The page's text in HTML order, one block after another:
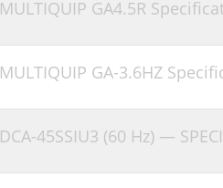
MULTIQUIP GA4.5R
MULTIQUIP GA-3.6HZ
DCA-45SSIU3 (60 Hz) —